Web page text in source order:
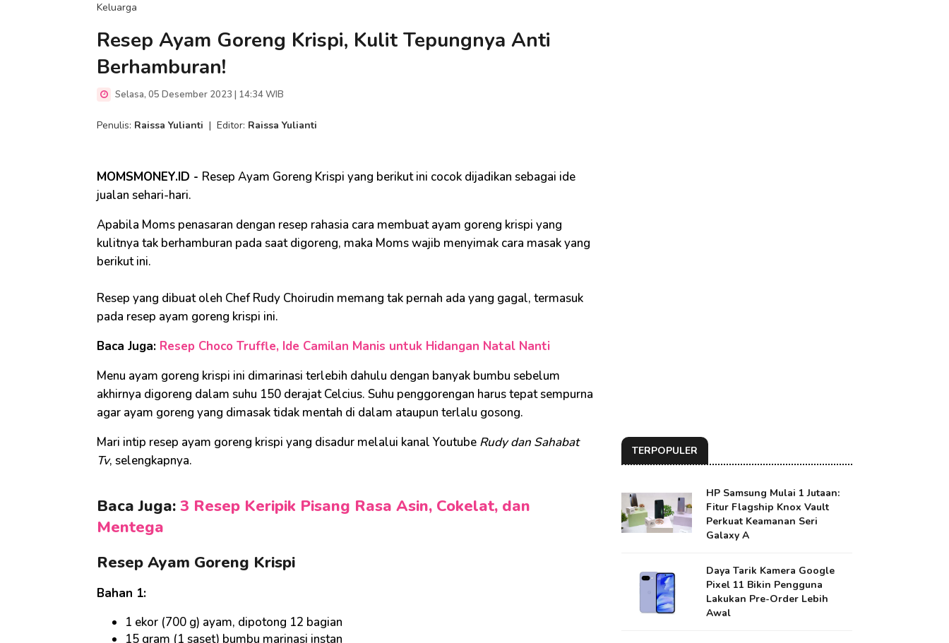
Keluarga
Resep Ayam Goreng Krispi, Kulit Tepungnya Anti
Berhamburan!
Selasa, 05 Desember 2023 | 14:34 WIB
Penulis: Raissa Yulianti | Editor: Raissa Yulianti
MOMSMONEY.ID - Resep Ayam Goreng Krispi yang berikut ini cocok dijadikan sebagai ide
jualan sehari-hari.
Apabila Moms penasaran dengan resep rahasia cara membuat ayam goreng krispi yang
kulitnya tak berhamburan pada saat digoreng, maka Moms wajib menyimak cara masak yang
berikut ini.
Resep yang dibuat oleh Chef Rudy Choirudin memang tak pernah ada yang gagal, termasuk
pada resep ayam goreng krispi ini.
Baca Juga: Resep Choco Truffle, Ide Camilan Manis untuk Hidangan Natal Nanti
Menu ayam goreng krispi ini dimarinasi terlebih dahulu dengan banyak bumbu sebelum
akhirnya digoreng dalam suhu 150 derajat Celcius. Suhu penggorengan harus tepat sempurna
agar ayam goreng yang dimasak tidak mentah di dalam ataupun terlalu gosong.
Mari intip resep ayam goreng krispi yang disadur melalui kanal Youtube Rudy dan Sahabat
Tv, selengkapnya.
Baca Juga: 3 Resep Keripik Pisang Rasa Asin, Cokelat, dan
Mentega
Resep Ayam Goreng Krispi
Bahan 1:
1 ekor (700 g) ayam, dipotong 12 bagian
15 gram (1 saset) bumbu marinasi instan
TERPOPULER
HP Samsung Mulai 1 Jutaan:
Fitur Flagship Knox Vault
Perkuat Keamanan Seri
Galaxy A
Daya Tarik Kamera Google
Pixel 11 Bikin Pengguna
Lakukan Pre-Order Lebih
Awal